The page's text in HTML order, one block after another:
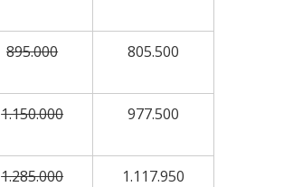
895.000 805.500
1.150.000 977.500
1.285.000 1.117.950